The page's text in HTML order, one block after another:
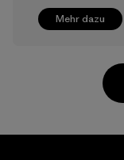
Mehr dazu